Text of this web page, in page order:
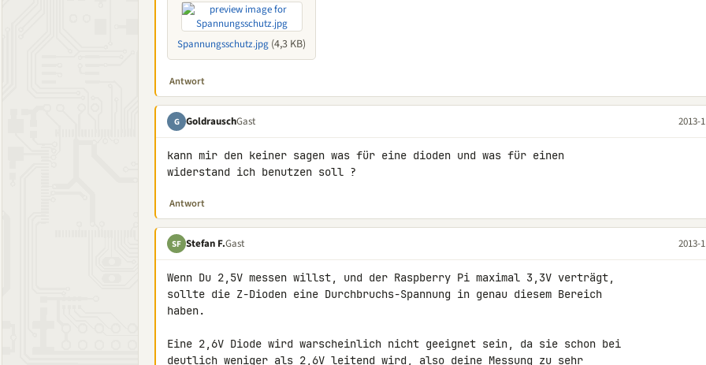
Spannungsschutz.jpg (4,3 KB)
Antwort
G GoldrauschGast 2013-
kann mir den keiner sagen was für eine dioden und was für einen
widerstand ich benutzen soll ?
Antwort
SF Stefan F.Gast 2013-
Wenn Du 2,5V messen willst, und der Raspberry Pi maximal 3,3V verträgt,
sollte die Z-Dioden eine Durchbruchs-Spannung in genau diesem Bereich
haben.
Eine 2,6V Diode wird warscheinlich nicht geeignet sein, da sie schon bei
deutlich weniger als 2,6V leitend wird, also deine Messung zu sehr